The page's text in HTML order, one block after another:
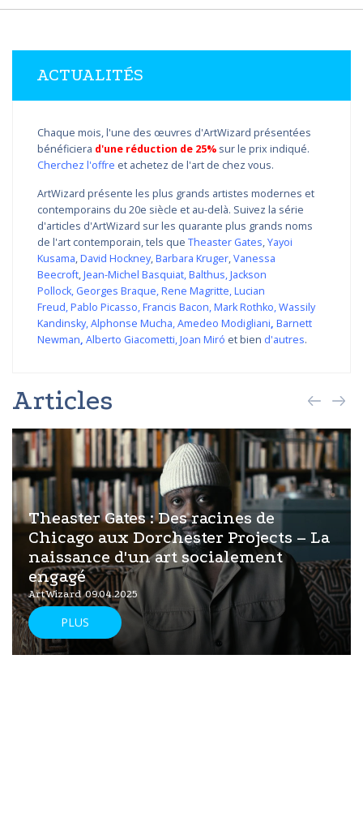
ACTUALITÉS
Chaque mois, l'une des œuvres d'ArtWizard présentées
bénéficiera d'une réduction de 25% sur le prix indiqué.
Cherchez l'offre et achetez de l'art de chez vous.
ArtWizard présente les plus grands artistes modernes et
contemporains du 20e siècle et au-delà. Suivez la série
d'articles d'ArtWizard sur les quarante plus grands noms
de l'art contemporain, tels que Theaster Gates,Yayoi
Kusama,David Hockney,Barbara Kruger,Vanessa
Beecroft,Jean-Michel Basquiat,Balthus,Jackson
Pollock, Georges Braque,Rene Magritte,Lucian
Freud,Pablo Picasso,Francis Bacon,Mark Rothko,Wassily
Kandinsky,Alphonse Mucha,Amedeo Modigliani, Barnett
Newman, Alberto Giacometti,Joan Miró et bien d'autres.
Articles
Theaster Gates : Des racines de
Chicago aux Dorchester Projects – La
naissance d'un art socialement
engagé
ArtWizard 09.04.2025
PLUS